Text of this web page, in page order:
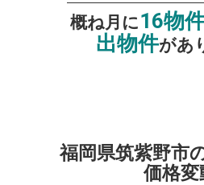
概ね月に16物
出物件があ
福岡県筑紫野市
価格変